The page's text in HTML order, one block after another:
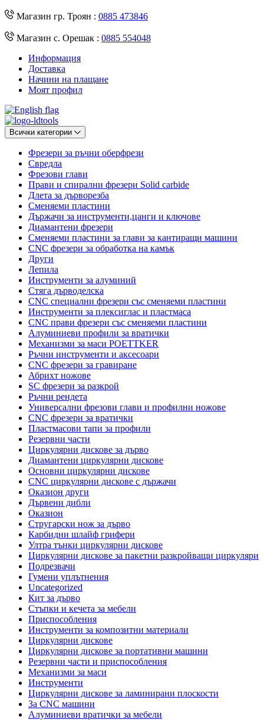
Магазин гр. Троян : 0885 473846
Магазин с. Орешак : 0885 554048
Информация
Доставка
Начини на плащане
Моят профил
Всички категории
Фрезери за ръчни оберфрези
Свредла
Фрезови глави
Прави и спирални фрезери Solid carbide
Длета за дърворезба
Сменяеми пластини
Държачи за инструменти,цанги и ключове
Диамантени фрезери
Сменяеми пластини за глави за кантиращи машини
CNC фрезери за обработка на камък
Други
Лепила
Инструменти за алуминий
Стяга дърводелска
CNC специални фрезери със сменяеми пластини
Инструменти за плексиглас и пластмаса
CNC прави фрезери със сменяеми пластини
Алуминиеви профили за вратички
Механизми за маси POETTKER
Ръчни инструменти и аксесоари
CNC фрезери за гравиране
Абрихт ножове
SC фрезери за разкрой
Ръчни рендета
Универсални фрезови глави и профилни ножове
CNC фрезери за вратички
Пластмасови тапи за профили
Резервни части
Циркулярни дискове за дърво
Диамантени циркулярни дискове
Основни циркулярни дискове
CNC циркулярни дискове с държачи
Оказион други
Дървени дибли
Оказион
Стругарски нож за дърво
Карбидни шлайф грифери
Ултра тънки циркулярни дискове
Циркулярни дискове за пакетни разкройващи циркуляри
Подрезвачи
Гумени уплътнения
Uncategorized
Кит за дърво
Стъпки и кечета за мебели
Приспособления
Инструменти за композитни материали
Циркулярни дискове
Циркулярни дискове за портативни машини
Резервни части и приспособления
Механизми за маси
Инструменти
Циркулярни дискове за ламинирани плоскости
За CNC машини
Алуминиеви вратички за мебели